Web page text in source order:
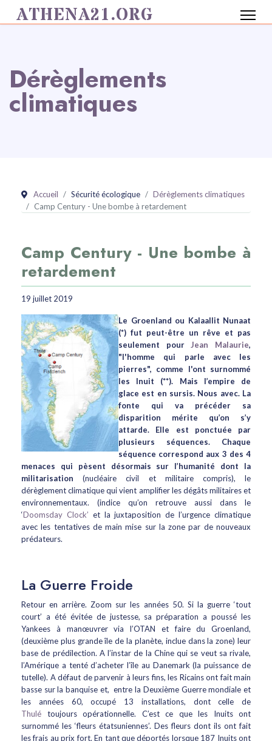
ATHENA21.ORG
Dérèglements
climatiques
Accueil Sécurité écologique
Dérèglements climatiques
Camp Century - Une bombe à retardement
Camp Century - Une bombe à
retardement
19 juillet 2019
Le Groenland ou Kalaallit Nunaat
(*) fut peut-être un rêve et pas
seulement pour Jean Malaurie,
"l'homme qui parle avec les
pierres", comme l'ont surnommé
les Inuit (**). Mais l’empire de
glace est en sursis. Nous avec. La
fonte qui va précéder sa
disparition mérite qu’on s’y
attarde.
Elle est ponctuée par
plusieurs séquences. Chaque
séquence correspond aux 3 des 4
menaces qui pèsent désormais sur l’humanité dont la
militarisation (nucléaire civil et militaire compris), le
dérèglement climatique qui vient amplifier les dégâts militaires et
environnementaux. (indice qu’on retrouve aussi dans le
‘Doomsday Clock’ et la juxtaposition de l’urgence climatique
avec les tentatives de main mise sur la zone par de nouveaux
prédateurs.
La Guerre Froide
Retour en arrière. Zoom sur les années 50. Si la guerre ‘tout
court’ a été évitée de justesse, sa préparation a poussé les
Yankees à manœuvrer via l’OTAN et faire du Groenland,
(deuxième plus grande île de la planète, inclue dans la zone) leur
base de prédilection. A l’instar de la Chine qui se veut sa rivale,
l’Amérique a tenté d’acheter l’île au Danemark (la puissance de
tutelle). A défaut de parvenir à leurs fins, les Ricains ont fait main
basse sur la banquise et, entre la Deuxième Guerre mondiale et
les années 60, occupé 13 installations, dont celle de
Thulé toujours opérationnelle. C’est ce que les Inuits ont
surnommé les ‘fleurs étatsuniennes’. Des fleurs dont ils ont fait
les frais au prix fort. En tant que déportés lorsque 187 Inuits ont